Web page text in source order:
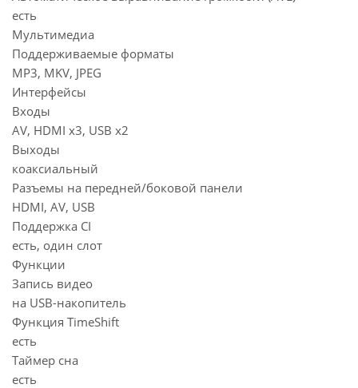
есть
Мультимедиа
Поддерживаемые форматы
MP3, MKV, JPEG
Интерфейсы
Входы
AV, HDMI x3, USB x2
Выходы
коаксиальный
Разъемы на передней/боковой панели
HDMI, AV, USB
Поддержка CI
есть, один слот
Функции
Запись видео
на USB-накопитель
Функция TimeShift
есть
Таймер сна
есть